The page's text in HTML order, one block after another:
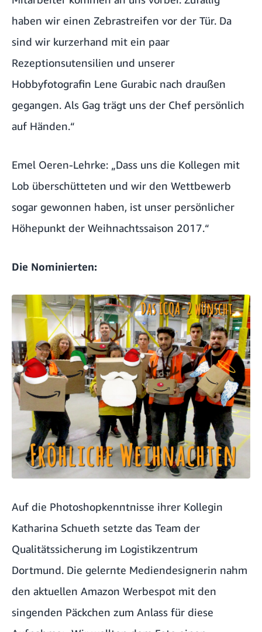
haben wir einen Zebrastreifen vor der Tür. Da
sind wir kurzerhand mit ein paar
Rezeptionsutensilien und unserer
Hobbyfotografin Lene Gurabic nach draußen
gegangen. Als Gag trägt uns der Chef persönlich
auf Händen.“
Emel Oeren-Lehrke: „Dass uns die Kollegen mit
Lob überschütteten und wir den Wettbewerb
sogar gewonnen haben, ist unser persönlicher
Höhepunkt der Weihnachtssaison 2017.“
Die Nominierten:
Auf die Photoshopkenntnisse ihrer Kollegin
Katharina Schueth setzte das Team der
Qualitätssicherung im Logistikzentrum
Dortmund. Die gelernte Mediendesignerin nahm
den aktuellen Amazon Werbespot mit den
singenden Päckchen zum Anlass für diese